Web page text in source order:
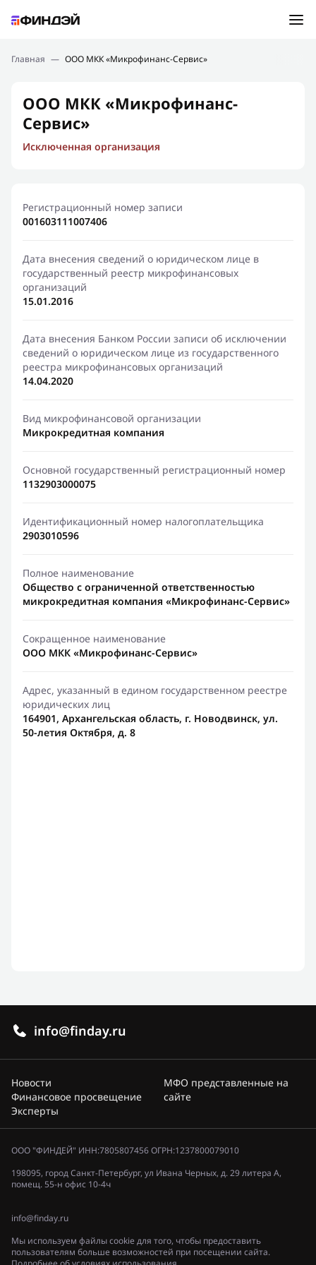
Подбор займа
Новости
Финансовое просвещение
Главная — ООО МКК «Микрофинанс-Сервис»
ООО МКК «Микрофинанс-
Сервис»
Исключенная организация
Регистрационный номер записи
001603111007406
Дата внесения сведений о юридическом лице в
государственный реестр микрофинансовых
организаций
15.01.2016
Дата внесения Банком России записи об исключении
сведений о юридическом лице из государственного
реестра микрофинансовых организаций
14.04.2020
Вид микрофинансовой организации
Микрокредитная компания
Основной государственный регистрационный номер
1132903000075
Идентификационный номер налогоплательщика
2903010596
Полное наименование
Общество с ограниченной ответственностью
микрокредитная компания «Микрофинанс-Сервис»
Сокращенное наименование
ООО МКК «Микрофинанс-Сервис»
Адрес, указанный в едином государственном реестре
юридических лиц
164901, Архангельская область, г. Новодвинск, ул.
50-летия Октября, д. 8
info@finday.ru
Новости
Финансовое просвещение
Эксперты
МФО представленные на
сайте
ООО "ФИНДЕЙ" ИНН:7805807456 ОГРН:1237800079010
198095, город Санкт-Петербург, ул Ивана Черных, д. 29 литера А,
помещ. 55-н офис 10-4ч
info@finday.ru
Мы используем файлы cookie для того, чтобы предоставить
пользователям больше возможностей при посещении сайта.
Ошибка:Контактная форма не найдена.
Спасибо, что написали нам
Мы свяжемся с Вами в ближайшее время и сообщим
результат